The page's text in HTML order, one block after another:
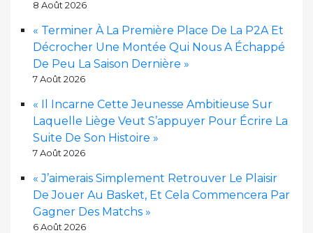
8 Août 2026
« Terminer À La Première Place De La P2A Et
Décrocher Une Montée Qui Nous A Échappé
De Peu La Saison Dernière »
7 Août 2026
« Il Incarne Cette Jeunesse Ambitieuse Sur
Laquelle Liège Veut S’appuyer Pour Écrire La
Suite De Son Histoire »
7 Août 2026
« J’aimerais Simplement Retrouver Le Plaisir
De Jouer Au Basket, Et Cela Commencera Par
Gagner Des Matchs »
6 Août 2026